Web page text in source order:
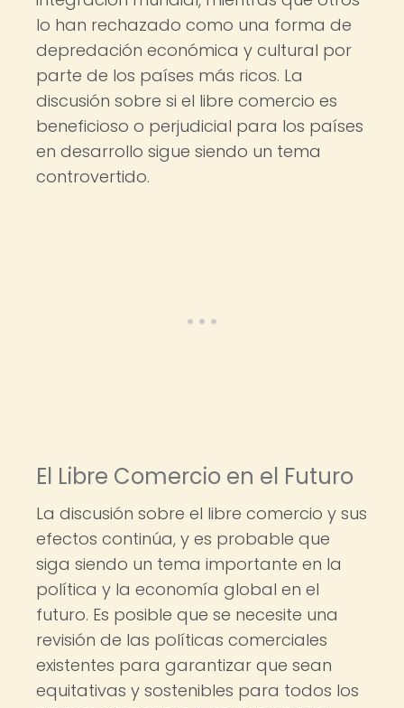
lo han rechazado como una forma de
depredación económica y cultural por
parte de los países más ricos. La
discusión sobre si el libre comercio es
beneficioso o perjudicial para los países
en desarrollo sigue siendo un tema
controvertido.
El Libre Comercio en el Futuro
La discusión sobre el libre comercio y sus
efectos continúa, y es probable que
siga siendo un tema importante en la
política y la economía global en el
futuro. Es posible que se necesite una
revisión de las políticas comerciales
existentes para garantizar que sean
equitativas y sostenibles para todos los